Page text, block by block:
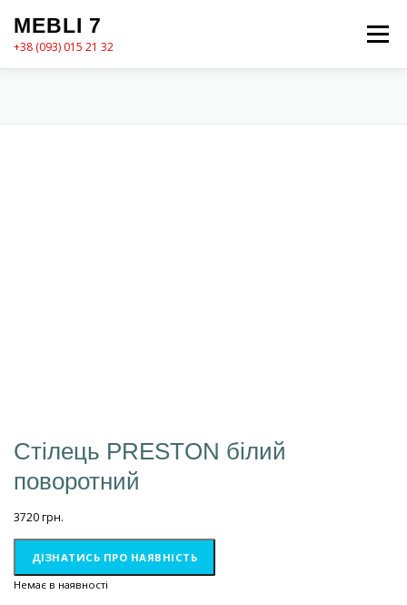
вмісту
MEBLI 7
+38 (093) 015 21 32
Меню
Стілець PRESTON білий
поворотний
3720грн.
ДІЗНАТИСЬ ПРО НАЯВНІСТЬ
Немає в наявності